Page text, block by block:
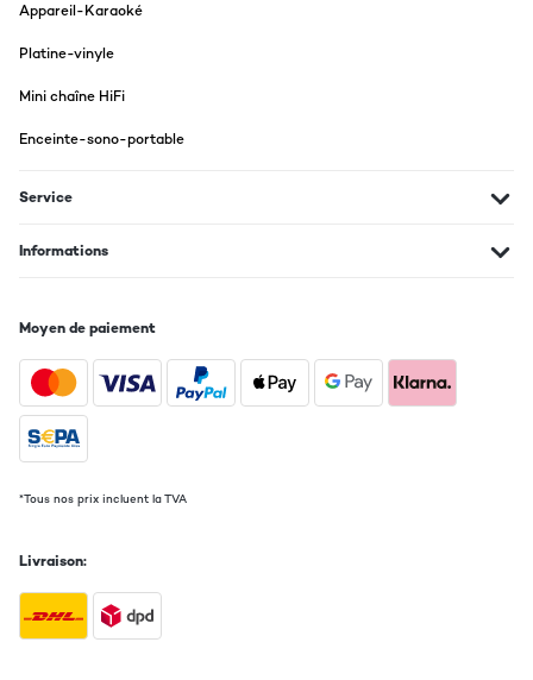
Appareil-Karaoké
Platine-vinyle
Mini chaîne HiFi
Enceinte-sono-portable
Service
Informations
Moyen de paiement
*Tous nos prix incluent la TVA
Livraison: